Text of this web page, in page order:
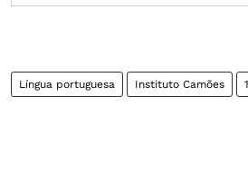
Língua portuguesa Instituto Camões